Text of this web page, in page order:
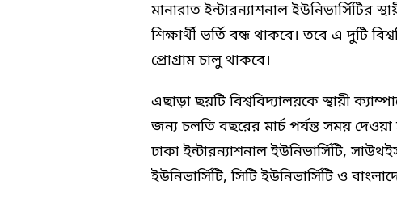
মানারাত ইন্টারন্যাশনাল ইউনিভার্সিটির
শিক্ষার্থী ভর্তি বন্ধ থাকবে। তবে এ দুটি
প্রোগ্রাম চালু থাকবে।
এছাড়া ছয়টি বিশ্ববিদ্যালয়কে স্থায়ী
জন্য চলতি বছরের মার্চ পর্যন্ত সময়
ঢাকা ইন্টারন্যাশনাল ইউনিভার্সিটি,
ইউনিভার্সিটি, সিটি ইউনিভার্সিটি ও